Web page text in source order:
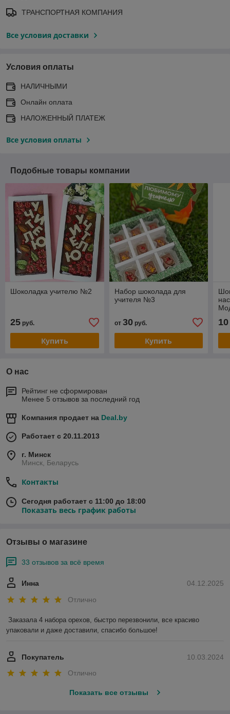
ТРАНСПОРТНАЯ КОМПАНИЯ
Все условия доставки
Условия оплаты
НАЛИЧНЫМИ
Онлайн оплата
НАЛОЖЕННЫЙ ПЛАТЕЖ
Все условия оплаты
Подобные товары компании
Шоколадка учителю №2
25 руб.
Купить
Набор шоколада для
учителя №3
от 30руб.
Купить
10
О нас
Рейтинг не сформирован
Менее 5 отзывов за последний год
Компания продает на Deal.by
Работает с 20.11.2013
г. Минск
Минск, Беларусь
Контакты
Сегодня работает с 11:00 до 18:00
Показать весь график работы
Отзывы о магазине
33 отзывов за всё время
04.12.2025
Инна
Отлично
Заказала 4 набора орехов, быстро перезвонили, все красиво
упаковали и даже доставили, спасибо большое!
10.03.2024
Покупатель
Отлично
Показать все отзывы